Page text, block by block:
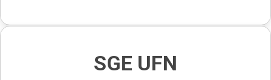
SGE UFN